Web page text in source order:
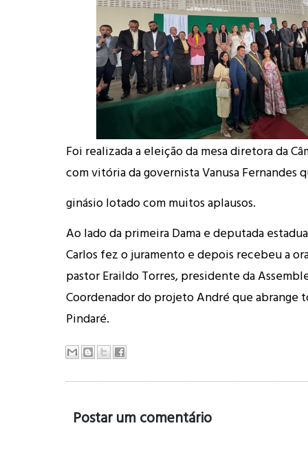
Foi realizada a eleição da mesa diretora da
com vitória da governista Vanusa Fernandes
ginásio lotado com muitos aplausos.
Ao lado da primeira Dama e deputada
Carlos fez o juramento e depois recebeu a
pastor Eraildo Torres, presidente da
Coordenador do projeto André que abrange
Pindaré.
Postar um comentário